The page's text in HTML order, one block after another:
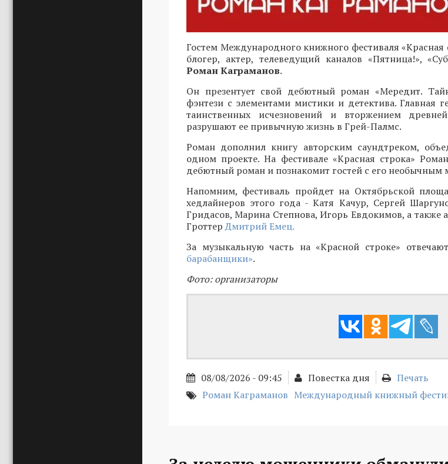
Гостем Международного книжного фестиваля «Красная
блогер, актер, телеведущий каналов «Пятница!»,
Роман Каграманов.
Он презентует свой дебютный роман «Мередит.
фэнтези с элементами мистики и детектива. Главная
таинственных исчезновений и вторжением
разрушают ее привычную жизнь в Грей-Палмс.
Роман дополнил книгу авторским саундтреком,
одном проекте. На фестивале «Красная строка»
дебютный роман и познакомит гостей с его необычным
Напомним, фестиваль пройдет на Октябрьской
хедлайнеров этого года - Катя Качур, Сергей
Гридасов, Марина Степнова, Игорь Евдокимов, а также
ГроттерДмитрий Емец.
За музыкальную часть на «Красной строке»
барабанщики».
Фото: организаторы
08/08/2026 - 09:45 Повестка дня
Печать
Роман Каграманов Международный книжный